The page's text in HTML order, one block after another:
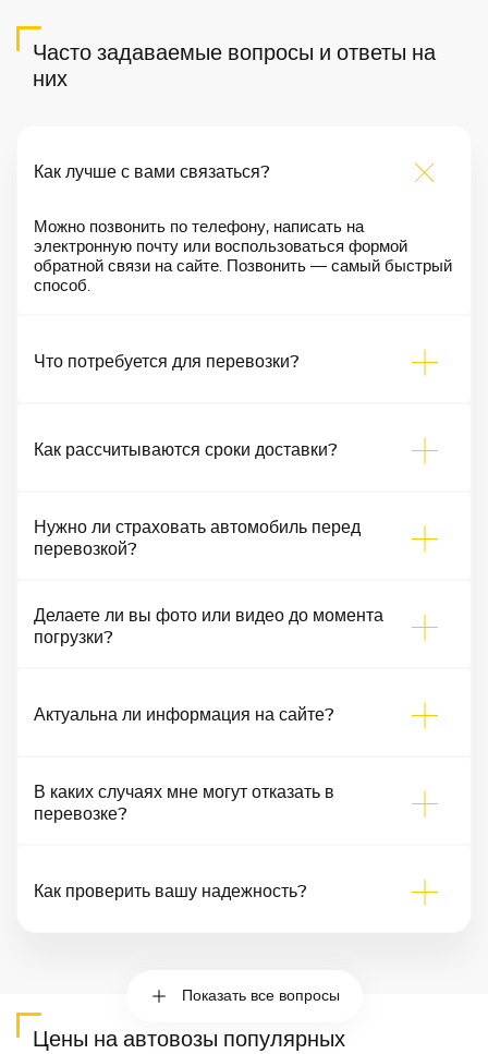
Часто задаваемые вопросы и ответы на
них
Как лучше с вами связаться?
Можно позвонить по телефону, написать на
электронную почту или воспользоваться формой
обратной связи на сайте. Позвонить — самый быстрый
способ.
Что потребуется для перевозки?
Как рассчитываются сроки доставки?
Нужно ли страховать автомобиль перед
перевозкой?
Делаете ли вы фото или видео до момента
погрузки?
Актуальна ли информация на сайте?
В каких случаях мне могут отказать в
перевозке?
Как проверить вашу надежность?
Показать все вопросы
Цены на автовозы популярных